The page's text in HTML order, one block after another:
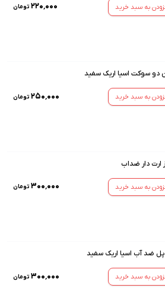
به سبد خرید ۲۲۰٬۰۰۰ تومان
دو سوکت اسیا اریک سفید
به سبد خرید ۲۵۰٬۰۰۰ تومان
ارت دار ضداب
به سبد خرید ۳۰۰٬۰۰۰ تومان
ضد آب اسیا اریک سفید
به سبد خرید ۳۰۰٬۰۰۰ تومان